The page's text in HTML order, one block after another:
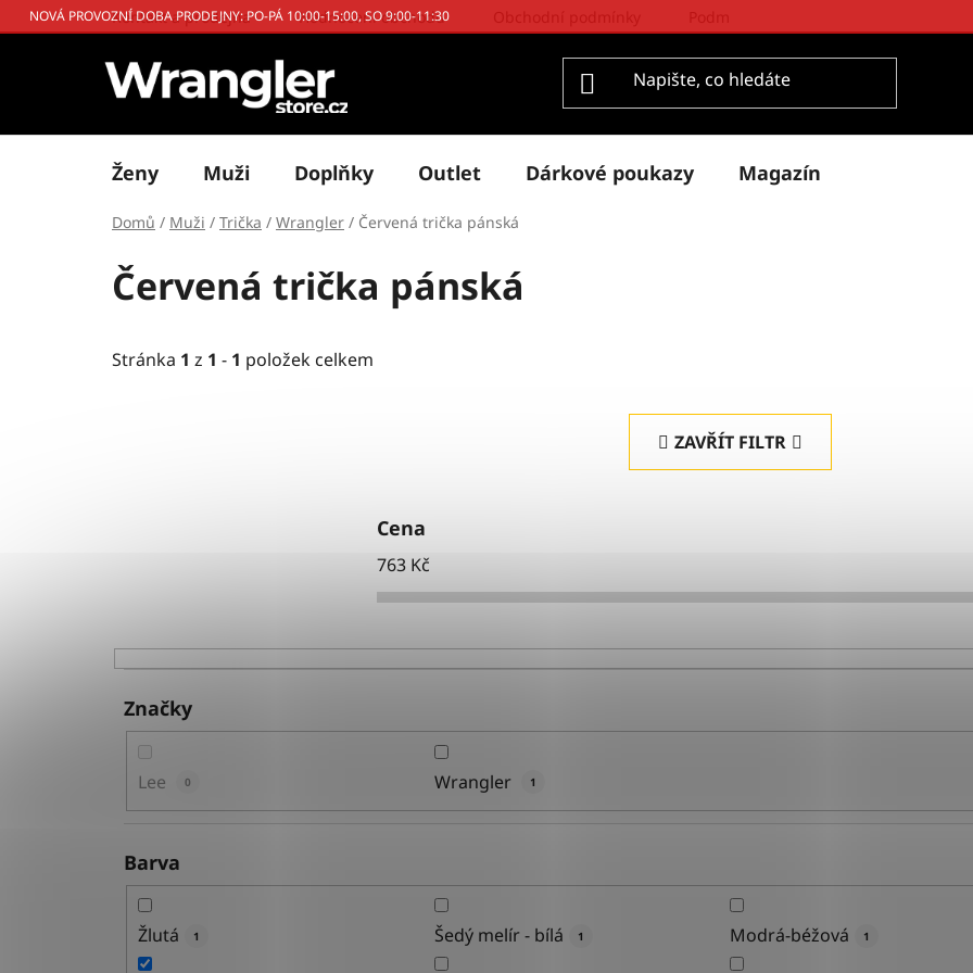
Přejít
na
NOVÁ PROVOZNÍ DOBA PRODEJNY: PO-PÁ 10:00-15:00, SO 9:00-11:30
Kontakt a prodejna Hodnocení obchodu
Ženy Muži Doplňky Outlet Dárkové poukazy Magazín
Domů / Muži / Trička / Wrangler / Červená trička pánská
Červená trička pánská
Stránka 1 z 1 - 1 položek celkem
ZAVŘÍT FILTR
Cena
763 Kč
Značky
Lee 0 Wrangler 1
Barva
Žlutá 1 Šedý melír - bílá 1 Modrá-béžová 1